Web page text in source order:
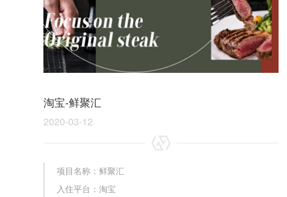
淘宝-鲜聚汇
2020-03-12
项目名称：鲜聚汇
入住平台：淘宝